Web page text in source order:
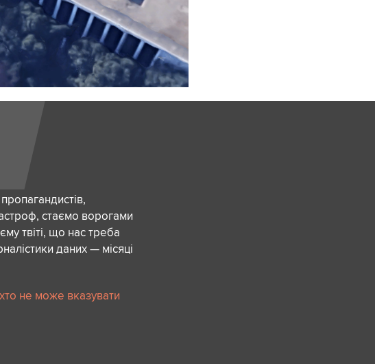
стаємо ворогами
твіті, що нас треба
даних — місяці
не може вказувати